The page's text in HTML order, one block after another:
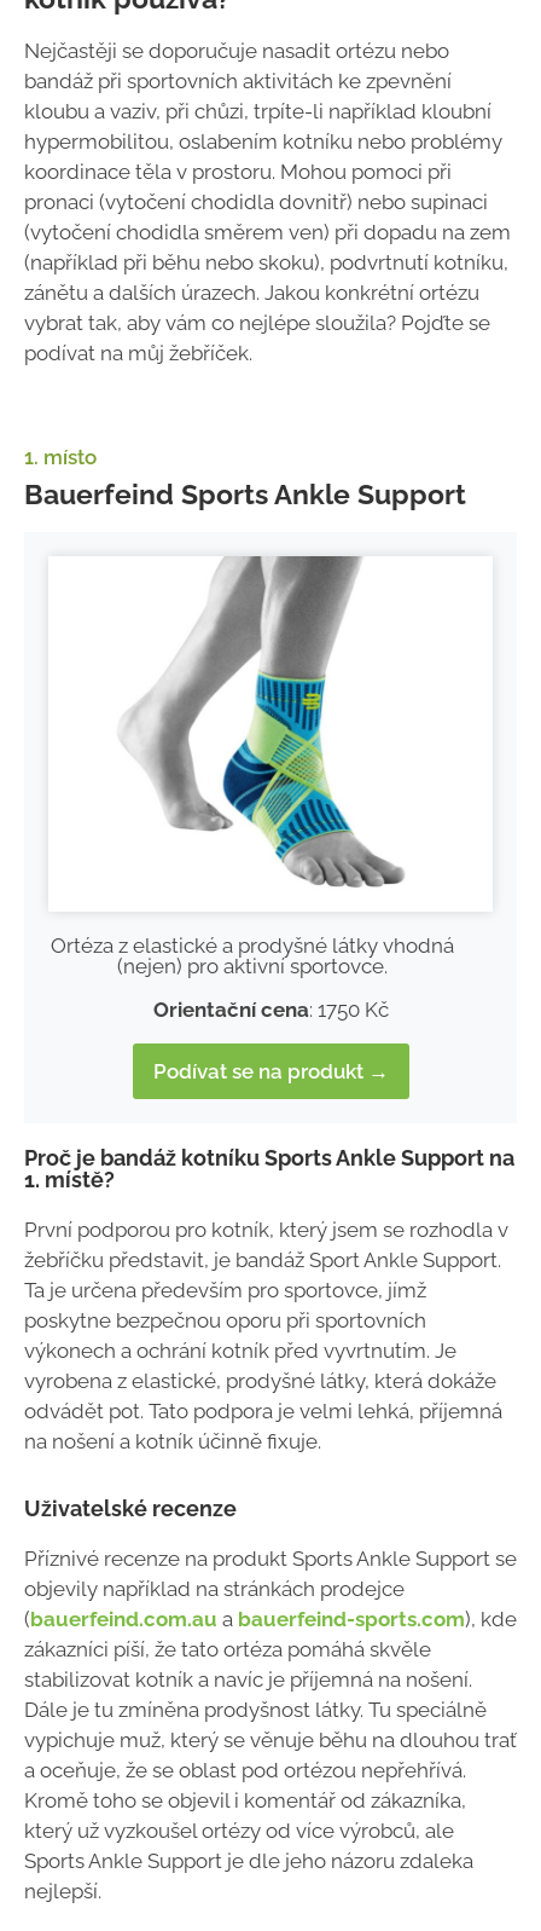
Nejčastěji se doporučuje nasadit ortézu nebo
bandáž při sportovních aktivitách ke zpevnění
kloubu a vaziv, při chůzi, trpíte-li například kloubní
hypermobilitou, oslabením kotníku nebo problémy
koordinace těla v prostoru. Mohou pomoci při
pronaci (vytočení chodidla dovnitř) nebo supinaci
(vytočení chodidla směrem ven) při dopadu na zem
(například při běhu nebo skoku), podvrtnutí kotníku,
zánětu a dalších úrazech. Jakou konkrétní ortézu
vybrat tak, aby vám co nejlépe sloužila? Pojďte se
podívat na můj žebříček.
1. místo
Bauerfeind Sports Ankle Support
Ortéza z elastické a prodyšné látky vhodná
(nejen) pro aktivní sportovce.
Orientační cena: 1750 Kč
Podívat se na produkt →
Proč je bandáž kotníku Sports Ankle Support na
1. místě?
První podporou pro kotník, který jsem se rozhodla v
žebříčku představit, je bandáž Sport Ankle Support.
Ta je určena především pro sportovce, jímž
poskytne bezpečnou oporu při sportovních
výkonech a ochrání kotník před vyvrtnutím. Je
vyrobena z elastické, prodyšné látky, která dokáže
odvádět pot. Tato podpora je velmi lehká, příjemná
na nošení a kotník účinně fixuje.
Uživatelské recenze
Příznivé recenze na produkt Sports Ankle Support se
objevily například na stránkách prodejce
(bauerfeind.com.au a bauerfeind-sports.com), kde
zákazníci píší, že tato ortéza pomáhá skvěle
stabilizovat kotník a navíc je příjemná na nošení.
Dále je tu zmíněna prodyšnost látky. Tu speciálně
vypichuje muž, který se věnuje běhu na dlouhou trať
a oceňuje, že se oblast pod ortézou nepřehřívá.
Kromě toho se objevil i komentář od zákazníka,
který už vyzkoušel ortézy od více výrobců, ale
Sports Ankle Support je dle jeho názoru zdaleka
nejlepší.